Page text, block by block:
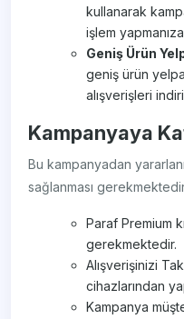
kullanarak
işlem
Geniş Ürün
geniş ürün
alışverişleri
Kampanyaya
Bu kampanyadan
sağlanması
Paraf Premium
gerekmektedir.
Alışverişinizi
cihazlarından
Kampanya